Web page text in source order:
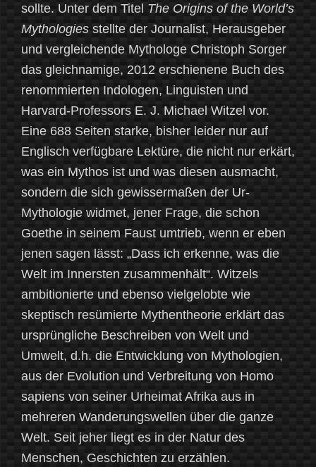
sollte. Unter dem Titel The Origins of the World’s
Mythologies stellte der Journalist, Herausgeber
und vergleichende Mythologe Christoph Sorger
das gleichnamige, 2012 erschienene Buch des
renommierten Indologen, Linguisten und
Harvard-Professors E. J. Michael Witzel vor.
Eine 688 Seiten starke, bisher leider nur auf
Englisch verfügbare Lektüre, die nicht nur erkärt,
was ein Mythos ist und was diesen ausmacht,
sondern die sich gewissermaßen der Ur-
Mythologie widmet, jener Frage, die schon
Goethe in seinem Faust umtrieb, wenn er eben
jenen sagen lässt: „Dass ich erkenne, was die
Welt im Innersten zusammenhält“. Witzels
ambitionierte und ebenso vielgelobte wie
skeptisch resümierte Mythentheorie erklärt das
ursprüngliche Beschreiben von Welt und
Umwelt, d.h. die Entwicklung von Mythologien,
aus der Evolution und Verbreitung von Homo
sapiens von seiner Urheimat Afrika aus in
mehreren Wanderungswellen über die ganze
Welt. Seit jeher liegt es in der Natur des
Menschen, Geschichten zu erzählen.